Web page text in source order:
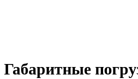
Габаритные